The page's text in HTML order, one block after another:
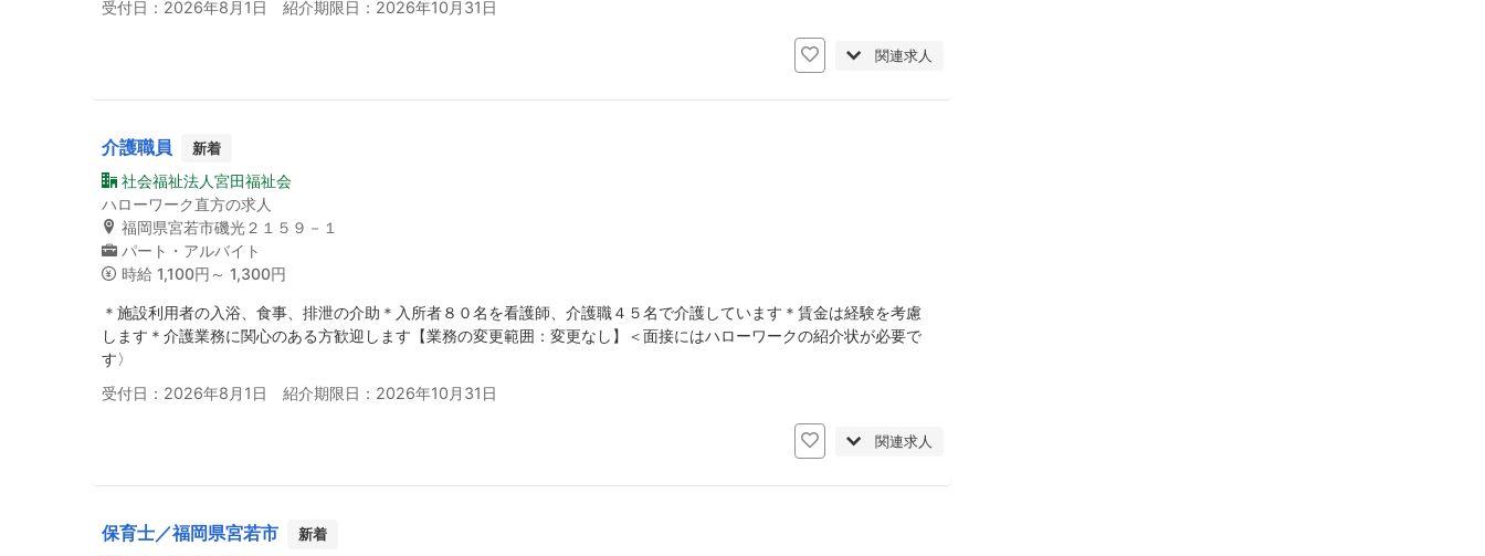
受付日：2026年8月1日 紹介期限日：2026年10月31日
関連求人
介護職員 新着
社会福祉法人宮田福祉会
ハローワーク直方の求人
福岡県宮若市磯光２１５９－１
パート・アルバイト
時給 1,100円～ 1,300円
＊施設利用者の入浴、食事、排泄の介助＊入所者８０名を看護師、介護職４５名で介護しています＊賃金は経験を考慮
します＊介護業務に関心のある方歓迎します【業務の変更範囲：変更なし】＜面接にはハローワークの紹介状が必要で
す〉
受付日：2026年8月1日 紹介期限日：2026年10月31日
関連求人
保育士／福岡県宮若市 新着